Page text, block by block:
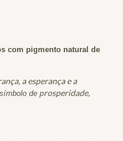
com pigmento natural de
a esperança e a
de prosperidade,